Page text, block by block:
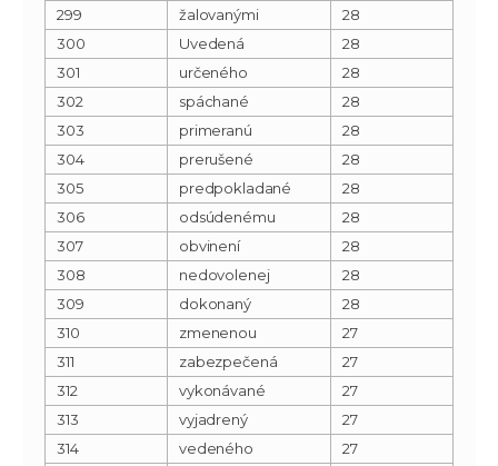
299 žalovanými
28
300
Uvedená
28
301
určeného
28
302
spáchané
28
303
primeranú
28
304
prerušené
28
305
predpokladané
28
306
odsúdenému
28
307
obvinení
28
308
nedovolenej
28
309
dokonaný
28
310
zmenenou
27
311
zabezpečená
27
312
vykonávané
27
313
vyjadrený
27
314
vedeného
27